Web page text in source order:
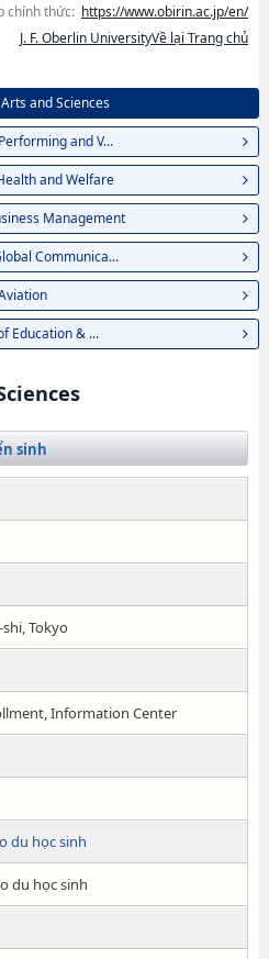
chính thức: https://www.obirin.ac.jp/en/
J. F. Oberlin UniversityVề lại Trang chủ
and Sciences
and V...
and Welfare
Management
Communica...
Education & ...
sinh
Tokyo
Information Center
du học sinh
du học sinh